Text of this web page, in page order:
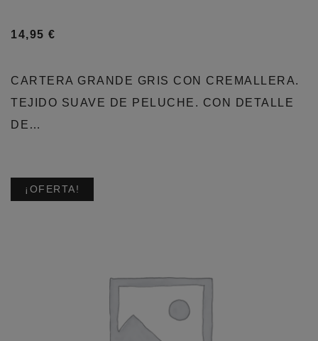
14,95 €
CARTERA GRANDE GRIS CON CREMALLERA.
TEJIDO SUAVE DE PELUCHE. CON DETALLE
DE…
¡OFERTA!